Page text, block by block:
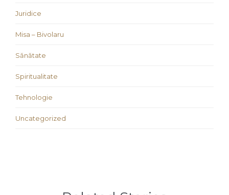
Juridice
Misa – Bivolaru
Sănătate
Spiritualitate
Tehnologie
Uncategorized